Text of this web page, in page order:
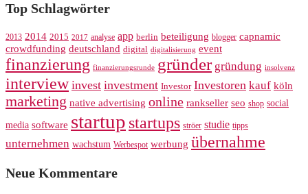
Top Schlagwörter
2013 2014 2015 2017 analyse app berlin beteiligung blogger capnamic
crowdfunding deutschland digital digitalisierung event
finanzierung finanzierungsrunde gründer gründung insolvenz
interview invest investment Investor Investoren kauf köln
marketing native advertising online rankseller seo shop social
media software startup startups ströer studie tipps
unternehmen wachstum Werbespot werbung übernahme
Neue Kommentare